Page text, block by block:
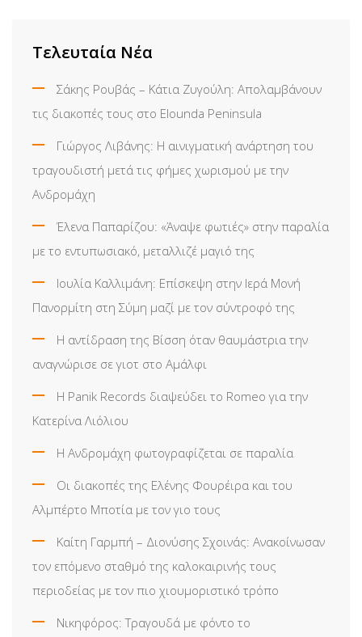
Τελευταία Νέα
Σάκης Ρουβάς – Κάτια Ζυγούλη: Απολαμβάνουν
τις διακοπές τους στο Elounda Peninsula
Γιώργος Λιβάνης: Η αινιγματική ανάρτηση του
τραγουδιστή μετά τις φήμες χωρισμού με την
Ανδρομάχη
Έλενα Παπαρίζου: «Άναψε φωτιές» στην παραλία
με το εντυπωσιακό, μεταλλιζέ μαγιό της
Ιουλία Καλλιμάνη: Επίσκεψη στην Ιερά Μονή
Πανορμίτη στη Σύμη μαζί με τον σύντροφό της
Η αντίδραση της Βίσση όταν θαυμάστρια την
αναγνώρισε σε γιοτ στο Αμάλφι
Η Panik Records διαψεύδει το Romeo για την
Κατερίνα Λιόλιου
Η Ανδρομάχη φωτογραφίζεται σε παραλία
Οι διακοπές της Ελένης Φουρέιρα και του
Αλμπέρτο Μποτία με τον γιο τους
Καίτη Γαρμπή – Διονύσης Σχοινάς: Ανακοίνωσαν
τον επόμενο σταθμό της καλοκαιρινής τους
περιοδείας με τον πιο χιουμοριστικό τρόπο
Νικηφόρος: Τραγουδά με φόντο το